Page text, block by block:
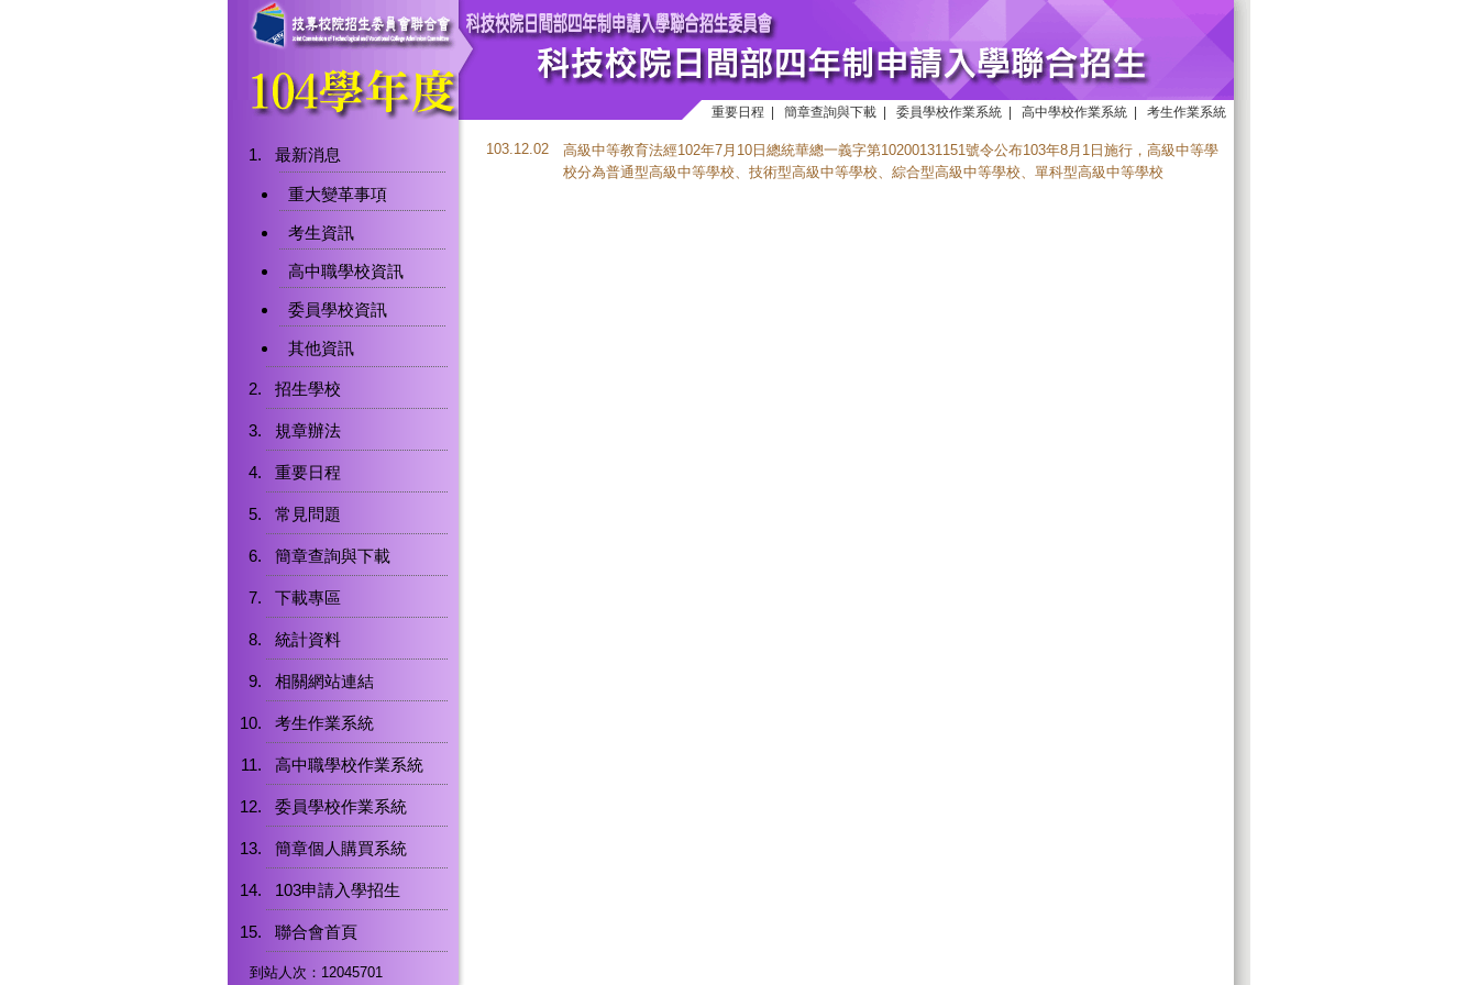
重要日程 簡章查詢與下載 委員學校作業系統 高中學校作業系統 考生作業系統
最新消息
重大變革事項
考生資訊
高中職學校資訊
委員學校資訊
其他資訊
招生學校
規章辦法
重要日程
常見問題
簡章查詢與下載
下載專區
統計資料
相關網站連結
考生作業系統
高中職學校作業系統
委員學校作業系統
簡章個人購買系統
103申請入學招生
聯合會首頁
到站人次：12045701
103.12.02
高級中等教育法經102年7月10日總統華總一義字第10200131151號令公布103年8月1日施行，高級中等學
校分為普通型高級中等學校、技術型高級中等學校、綜合型高級中等學校、單科型高級中等學校